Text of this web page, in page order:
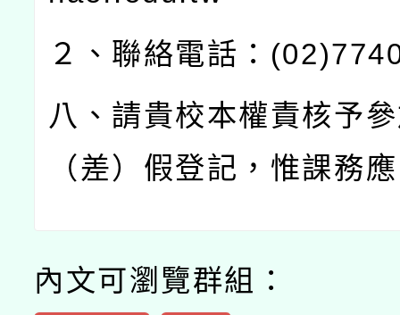
２、聯絡電話：
八、請貴校本權責核予
（差）假登記，惟課務
內文可瀏覽群組：